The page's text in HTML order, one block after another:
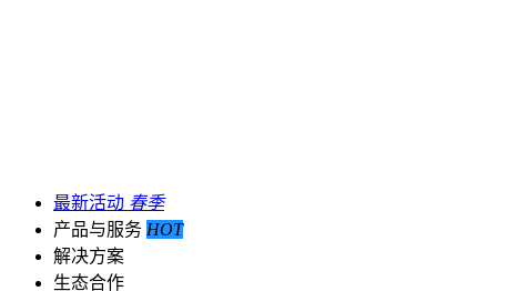
最新活动 春季
产品与服务 HOT
解决方案
生态合作